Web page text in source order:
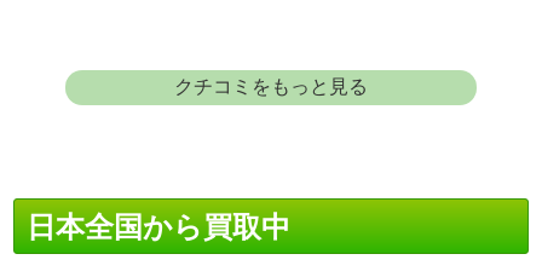
クチコミをもっと見る
日本全国から買取中